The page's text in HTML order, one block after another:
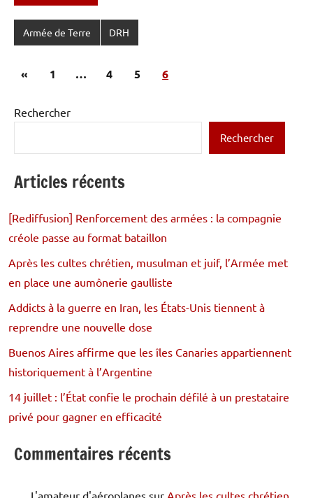
Armée de Terre DRH
Pagination
publications
«Publications
1 … 4 5 6
Rechercher
Rechercher
Articles récents
[Rediffusion] Renforcement des armées : la compagnie
créole passe au format bataillon
Après les cultes chrétien, musulman et juif, l’Armée met
en place une aumônerie gaulliste
Addicts à la guerre en Iran, les États-Unis tiennent à
reprendre une nouvelle dose
Buenos Aires affirme que les îles Canaries appartiennent
historiquement à l’Argentine
14 juillet : l’État confie le prochain défilé à un prestataire
privé pour gagner en efficacité
Commentaires récents
L'amateur d'aéroplanes sur Après les cultes chrétien,